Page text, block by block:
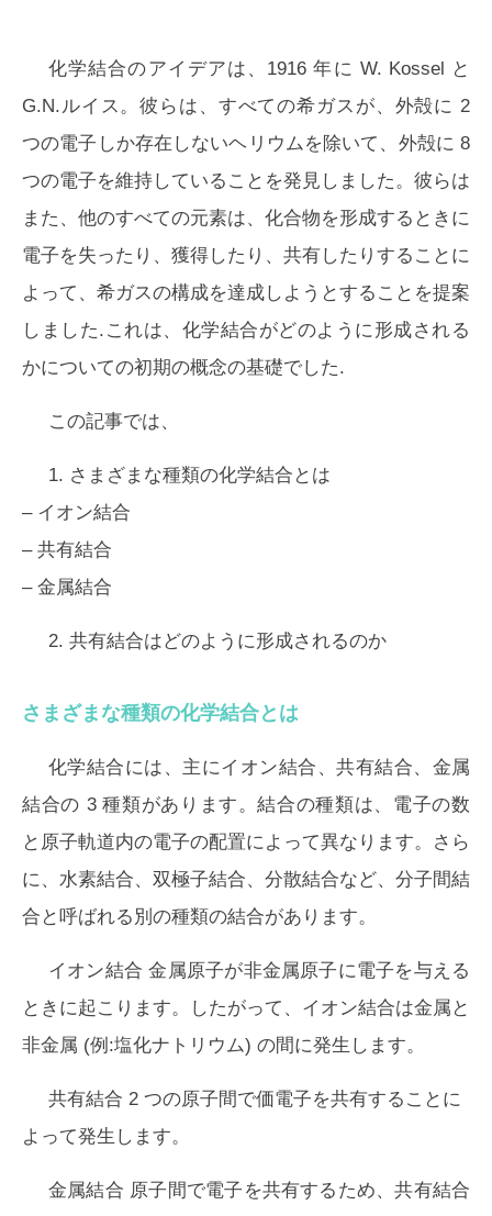
化学結合のアイデアは、1916 年に W. Kossel と
G.N.ルイス。彼らは、すべての希ガスが、外殻に 2
つの電子しか存在しないヘリウムを除いて、外殻に 8
つの電子を維持していることを発見しました。彼らは
また、他のすべての元素は、化合物を形成するときに
電子を失ったり、獲得したり、共有したりすることに
よって、希ガスの構成を達成しようとすることを提案
しました.これは、化学結合がどのように形成される
かについての初期の概念の基礎でした.
この記事では、
1. さまざまな種類の化学結合とは
– イオン結合
– 共有結合
– 金属結合
2. 共有結合はどのように形成されるのか
さまざまな種類の化学結合とは
化学結合には、主にイオン結合、共有結合、金属
結合の 3 種類があります。結合の種類は、電子の数
と原子軌道内の電子の配置によって異なります。さら
に、水素結合、双極子結合、分散結合など、分子間結
合と呼ばれる別の種類の結合があります。
イオン結合 金属原子が非金属原子に電子を与える
ときに起こります。したがって、イオン結合は金属と
非金属 (例:塩化ナトリウム) の間に発生します。
共有結合 2 つの原子間で価電子を共有することに
よって発生します。
金属結合 原子間で電子を共有するため、共有結合